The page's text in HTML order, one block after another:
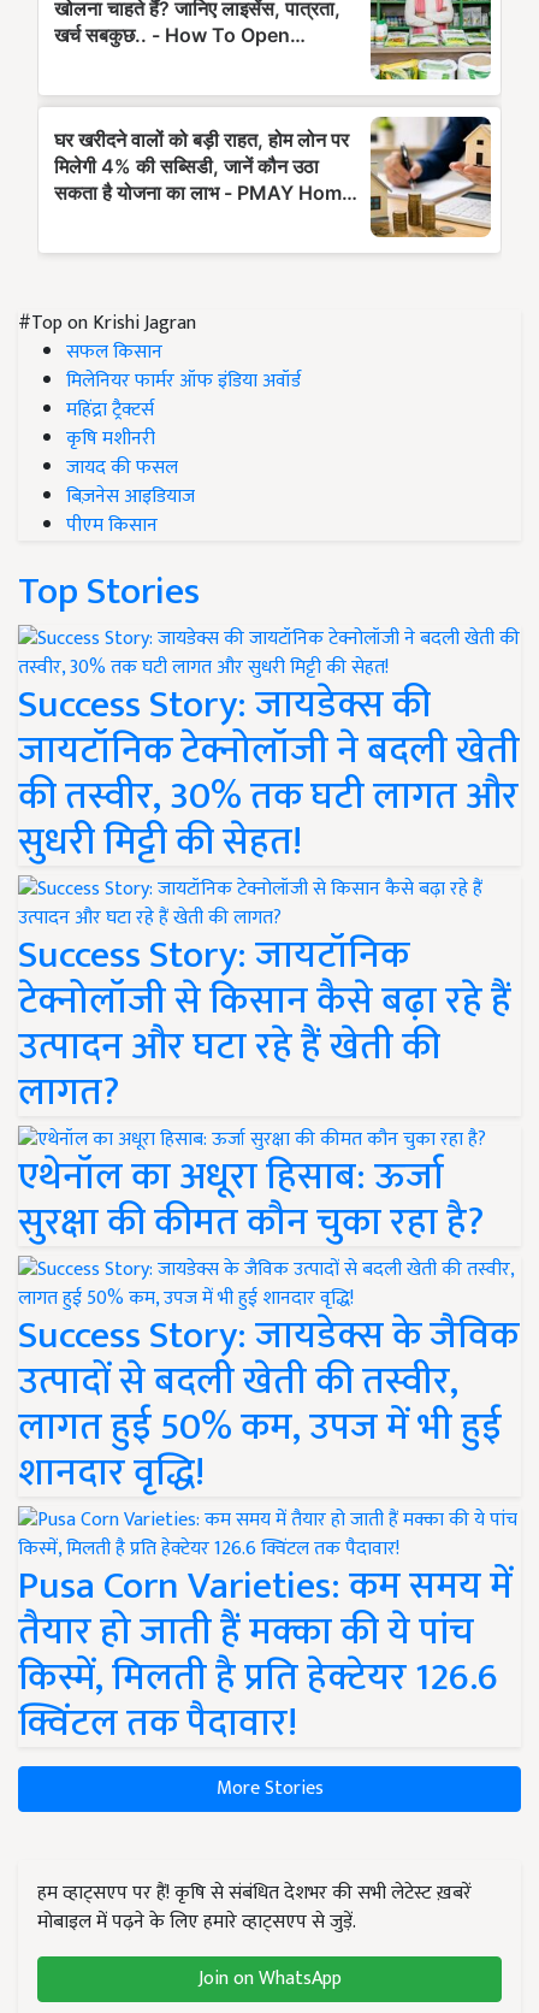
#Top on Krishi Jagran
सफल किसान
मिलेनियर फार्मर ऑफ इंडिया अवॉर्ड
महिंद्रा ट्रैक्टर्स
कृषि मशीनरी
जायद की फसल
बिज़नेस आइडियाज
पीएम किसान
Top Stories
Success Story: जायडेक्स की
जायटॉनिक टेक्नोलॉजी ने बदली खेती
की तस्वीर, 30% तक घटी लागत और
सुधरी मिट्टी की सेहत!
Success Story: जायटॉनिक
टेक्नोलॉजी से किसान कैसे बढ़ा रहे हैं
उत्पादन और घटा रहे हैं खेती की
लागत?
एथेनॉल का अधूरा हिसाब: ऊर्जा
सुरक्षा की कीमत कौन चुका रहा है?
Success Story: जायडेक्स के जैविक
उत्पादों से बदली खेती की तस्वीर,
लागत हुई 50% कम, उपज में भी हुई
शानदार वृद्धि!
Pusa Corn Varieties: कम समय में
तैयार हो जाती हैं मक्का की ये पांच
किस्में, मिलती है प्रति हेक्टेयर 126.6
क्विंटल तक पैदावार!
More Stories
हम व्हाट्सएप पर हैं! कृषि से संबंधित देशभर की सभी लेटेस्ट ख़बरें
मोबाइल में पढ़ने के लिए हमारे व्हाट्सएप से जुड़ें.
Join on WhatsApp